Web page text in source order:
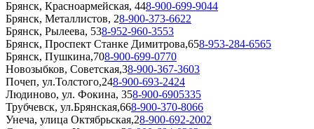
Брянск, Красноармейская, 448-900-699-9044
Брянск, Металлистов, 28-900-373-6622
Брянск, Рылеева, 538-952-960-3553
Брянск, Проспект Станке Димитрова,658-953-284-6565
Брянск, Пушкина,708-900-699-0770
Новозыбков, Советская,38-900-367-3603
Почеп, ул.Толстого,248-900-693-2424
Людиново, ул. Фокина, 358-900-6905335
Трубчевск, ул.Брянская,668-900-370-8066
Унеча, улица Октябрьская,28-900-692-2002